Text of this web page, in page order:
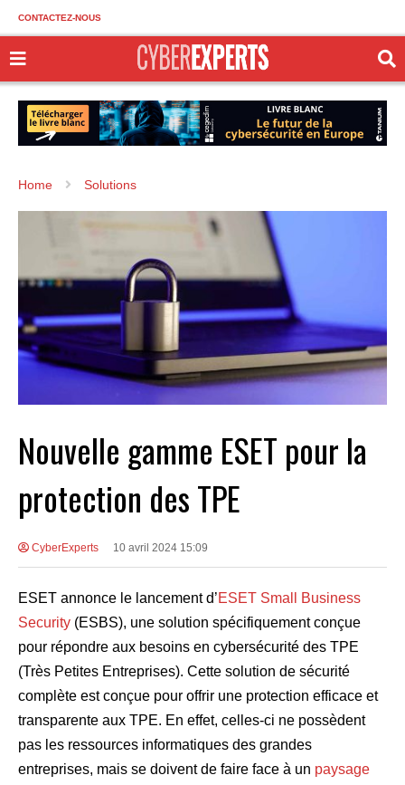
CONTACTEZ-NOUS
Home Solutions
Nouvelle gamme ESET pour la
protection des TPE
CyberExperts 10 avril 2024 15:09
ESET annonce le lancement d’ESET Small Business
Security (ESBS), une solution spécifiquement conçue
pour répondre aux besoins en cybersécurité des TPE
(Très Petites Entreprises). Cette solution de sécurité
complète est conçue pour offrir une protection efficace et
transparente aux TPE. En effet, celles-ci ne possèdent
pas les ressources informatiques des grandes
entreprises, mais se doivent de faire face à un paysage